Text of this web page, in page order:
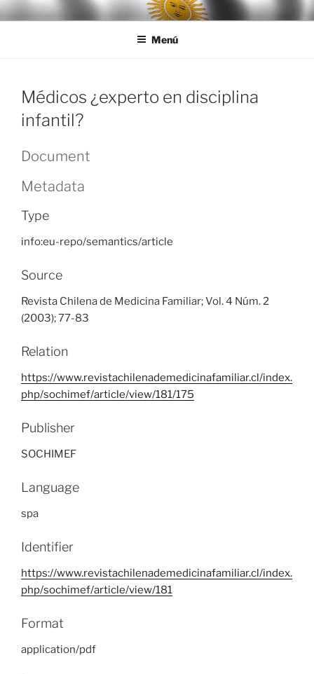
Ir
al
LEGISALUD
Menú
Médicos ¿experto en disciplina
infantil?
Document
Metadata
Type
info:eu-repo/semantics/article
Source
Revista Chilena de Medicina Familiar; Vol. 4 Núm. 2
(2003); 77-83
Relation
https://www.revistachilenademedicinafamiliar.cl/index.
php/sochimef/article/view/181/175
Publisher
SOCHIMEF
Language
spa
Identifier
https://www.revistachilenademedicinafamiliar.cl/index.
php/sochimef/article/view/181
Format
application/pdf